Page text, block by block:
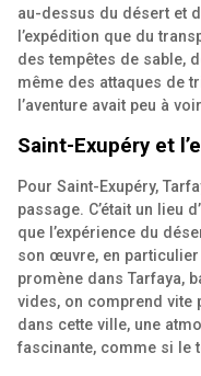
au-dessus du désert et
l’expédition que du
des tempêtes de sable,
même des attaques de
l’aventure avait peu à
Saint-Exupéry et
Pour Saint-Exupéry,
passage. C’était un lieu
que l’expérience du
son œuvre, en particulier
promène dans Tarfaya,
vides, on comprend vite
dans cette ville, une
fascinante, comme si le